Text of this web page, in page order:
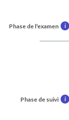
Phase de l'examen i
Phase de suivi i